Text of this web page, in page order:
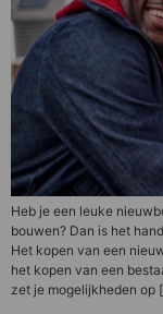
Heb je een leuke
bouwen? Dan is het
Het kopen van een
het kopen van een
zet je mogelijkheden op